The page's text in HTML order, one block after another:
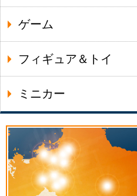
ゲーム
フィギュア＆トイ
ミニカー